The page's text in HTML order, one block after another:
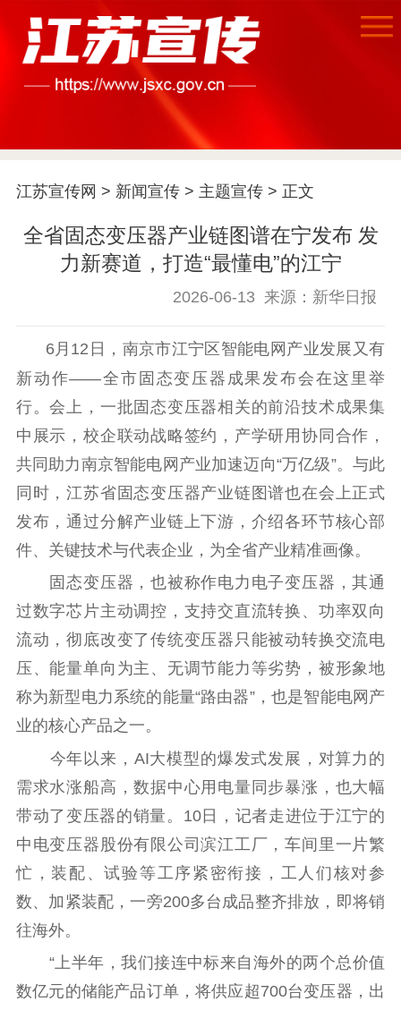
首页
江苏要闻
通知公告 信息公开制度
信息公开指南
信息公开年度报
告
政策法规
工作动态
理论武装
理论学习 宣传宣讲 研究阐释
哲学社科
社科强省 工作通知
成果集萃
江苏文脉
资料下载
新闻宣传
记者之家
品牌栏目
文化文艺
精品生产 文化惠民
文化传承
文化交流
体制改革
文化产业
紫金文化艺术节
品牌活动 紫艺舞台
精神文明
文明创建 文明实践
文明培育
江苏宣传网 > 新闻宣传> 主题宣传> 正文
全省固态变压器产业链图谱在宁发布 发
力新赛道，打造“最懂电”的江宁
2026-06-13 来源：新华日报
6月12日，南京市江宁区智能电网产业发展又有
新动作——全市固态变压器成果发布会在这里举
行。会上，一批固态变压器相关的前沿技术成果集
中展示，校企联动战略签约，产学研用协同合作，
共同助力南京智能电网产业加速迈向“万亿级”。与此
同时，江苏省固态变压器产业链图谱也在会上正式
发布，通过分解产业链上下游，介绍各环节核心部
件、关键技术与代表企业，为全省产业精准画像。
固态变压器，也被称作电力电子变压器，其通
过数字芯片主动调控，支持交直流转换、功率双向
流动，彻底改变了传统变压器只能被动转换交流电
压、能量单向为主、无调节能力等劣势，被形象地
称为新型电力系统的能量“路由器”，也是智能电网产
业的核心产品之一。
今年以来，AI大模型的爆发式发展，对算力的
需求水涨船高，数据中心用电量同步暴涨，也大幅
带动了变压器的销量。10日，记者走进位于江宁的
中电变压器股份有限公司滨江工厂，车间里一片繁
忙，装配、试验等工序紧密衔接，工人们核对参
数、加紧装配，一旁200多台成品整齐排放，即将销
往海外。
“上半年，我们接连中标来自海外的两个总价值
数亿元的储能产品订单，将供应超700台变压器，出